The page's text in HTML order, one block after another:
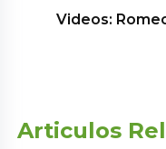
Videos:
Articulos